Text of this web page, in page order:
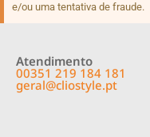
e/ou uma tentativa de fraude.
Atendimento
00351 219 184 181
geral@cliostyle.pt